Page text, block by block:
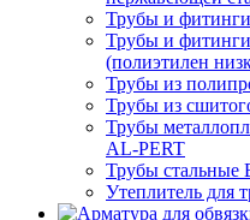
Трубы и
Трубы и
(полиэтилен
Трубы из
Трубы из
Трубы
AL-PERT
Трубы стальные
Утеплитель для